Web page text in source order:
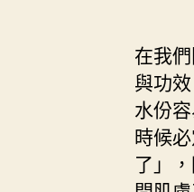
在我
與功
水份
時候
了」